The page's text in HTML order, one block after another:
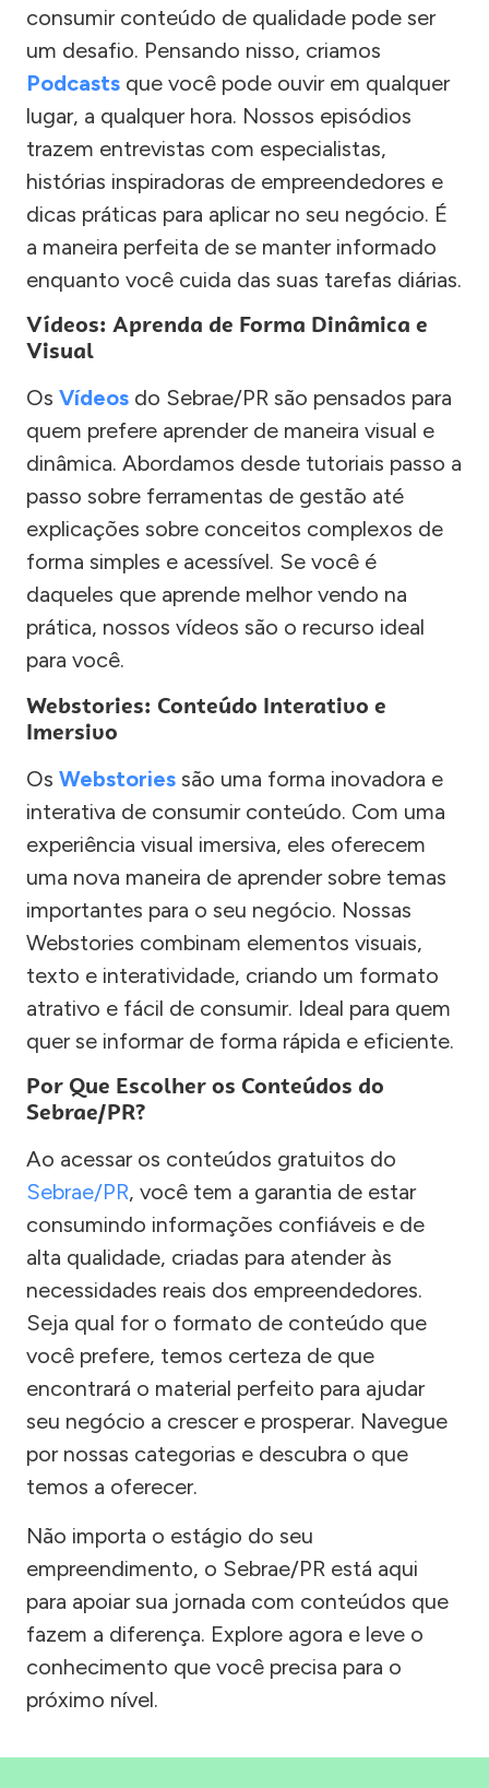
consumir conteúdo de qualidade pode ser
um desafio. Pensando nisso, criamos
Podcasts que você pode ouvir em qualquer
lugar, a qualquer hora. Nossos episódios
trazem entrevistas com especialistas,
histórias inspiradoras de empreendedores e
dicas práticas para aplicar no seu negócio. É
a maneira perfeita de se manter informado
enquanto você cuida das suas tarefas diárias.
Vídeos: Aprenda de Forma Dinâmica e
Visual
Os Vídeos do Sebrae/PR são pensados para
quem prefere aprender de maneira visual e
dinâmica. Abordamos desde tutoriais passo a
passo sobre ferramentas de gestão até
explicações sobre conceitos complexos de
forma simples e acessível. Se você é
daqueles que aprende melhor vendo na
prática, nossos vídeos são o recurso ideal
para você.
Webstories: Conteúdo Interativo e
Imersivo
Os Webstories são uma forma inovadora e
interativa de consumir conteúdo. Com uma
experiência visual imersiva, eles oferecem
uma nova maneira de aprender sobre temas
importantes para o seu negócio. Nossas
Webstories combinam elementos visuais,
texto e interatividade, criando um formato
atrativo e fácil de consumir. Ideal para quem
quer se informar de forma rápida e eficiente.
Por Que Escolher os Conteúdos do
Sebrae/PR?
Ao acessar os conteúdos gratuitos do
Sebrae/PR, você tem a garantia de estar
consumindo informações confiáveis e de
alta qualidade, criadas para atender às
necessidades reais dos empreendedores.
Seja qual for o formato de conteúdo que
você prefere, temos certeza de que
encontrará o material perfeito para ajudar
seu negócio a crescer e prosperar. Navegue
por nossas categorias e descubra o que
temos a oferecer.
Não importa o estágio do seu
empreendimento, o Sebrae/PR está aqui
para apoiar sua jornada com conteúdos que
fazem a diferença. Explore agora e leve o
conhecimento que você precisa para o
próximo nível.